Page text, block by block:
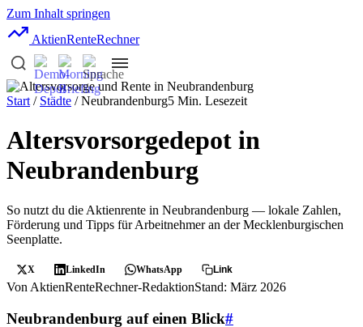
Zum Inhalt springen
AktienRenteRechner
Start / Städte / Neubrandenburg5 Min. Lesezeit
Altersvorsorgedepot in
Neubrandenburg
So nutzt du die Aktienrente in Neubrandenburg — lokale Zahlen,
Förderung und Tipps für Arbeitnehmer an der Mecklenburgischen
Seenplatte.
X LinkedIn WhatsApp Link
Von AktienRenteRechner-RedaktionStand: März 2026
Neubrandenburg auf einen Blick#